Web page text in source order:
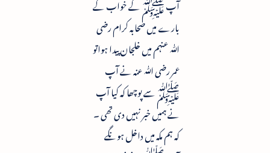
بارے میں صحابہ کرام رضی
ﷲ عنہم میں خلجان پیدا ہواتو
عمر رضی ﷲ عنہ نے آپ
ﷺ سے پوچھا کہ کیا آپ
نے ہمیں خبر نہیں دی تھی ۔
کہ ہم مکہ میں داخل ہونگے